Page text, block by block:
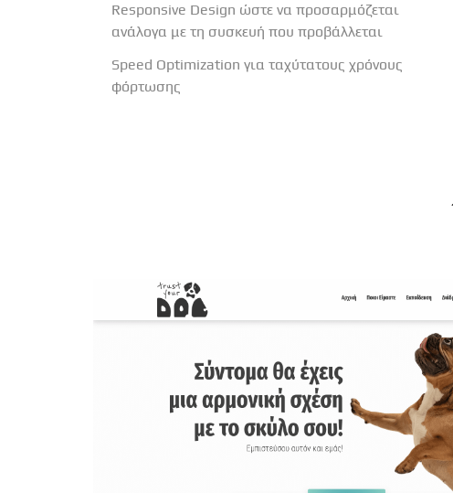
Responsive Design ώστε να προσαρμόζεται
ανάλογα με τη συσκευή που προβάλλεται
Speed Optimization για ταχύτατους χρόνους
φόρτωσης